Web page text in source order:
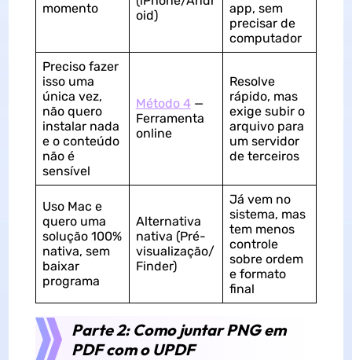
momento
oid)
app, sem
precisar de
computador
Preciso fazer
isso uma
única vez,
não quero
instalar nada
e o conteúdo
não é
sensível
Método 4—
Ferramenta
online
Resolve
rápido, mas
exige subir o
arquivo para
um servidor
de terceiros
Uso Mac e
quero uma
solução 100%
nativa, sem
baixar
programa
Alternativa
nativa (Pré-
visualização/
Finder)
Já vem no
sistema, mas
tem menos
controle
sobre ordem
e formato
final
Parte 2: Como juntar PNG em
PDF com o UPDF